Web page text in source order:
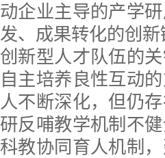
动企业主导的产学
发、成果转化的创
创新型人才队伍的
自主培养良性互动
人不断深化，但仍
研反哺教学机制不
科教协同育人机制